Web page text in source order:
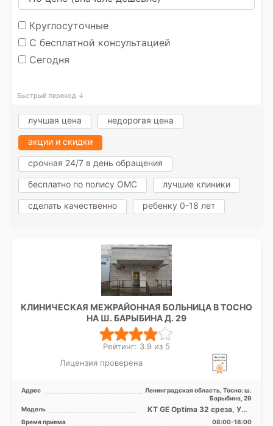
Круглосуточные
С бесплатной консультацией
Сегодня
Быстрый переход ↓
лучшая цена недорогая цена
акции и скидки
срочная 24/7 в день обращения
бесплатно по полису ОМС лучшие клиники
сделать качественно ребенку 0-18 лет
КЛИНИЧЕСКАЯ МЕЖРАЙОННАЯ БОЛЬНИЦА В ТОСНО
НА Ш. БАРЫБИНА Д. 29
Рейтинг: 3.9 из 5
Лицензия проверена
Адрес
Ленинградская область, Тосно: ш.
Барыбина, 29
Модель
КТ GE Optima 32 среза, УЗИ
аппарат, Рентген аппарат
Время приема
08:00-18:00